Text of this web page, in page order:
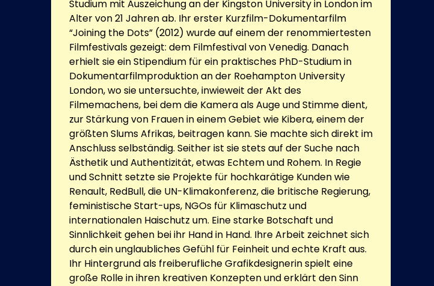
Studium mit Auszeichung an der Kingston University in London im
Alter von 21 Jahren ab. Ihr erster Kurzfilm-Dokumentarfilm
“Joining the Dots” (2012) wurde auf einem der renommiertesten
Filmfestivals gezeigt: dem Filmfestival von Venedig. Danach
erhielt sie ein Stipendium für ein praktisches PhD-Studium in
Dokumentarfilmproduktion an der Roehampton University
London, wo sie untersuchte, inwieweit der Akt des
Filmemachens, bei dem die Kamera als Auge und Stimme dient,
zur Stärkung von Frauen in einem Gebiet wie Kibera, einem der
größten Slums Afrikas, beitragen kann. Sie machte sich direkt im
Anschluss selbständig. Seither ist sie stets auf der Suche nach
Ästhetik und Authentizität, etwas Echtem und Rohem. In Regie
und Schnitt setzte sie Projekte für hochkarätige Kunden wie
Renault, RedBull, die UN-Klimakonferenz, die britische Regierung,
feministische Start-ups, NGOs für Klimaschutz und
internationalen Haischutz um. Eine starke Botschaft und
Sinnlichkeit gehen bei ihr Hand in Hand. Ihre Arbeit zeichnet sich
durch ein unglaubliches Gefühl für Feinheit und echte Kraft aus.
Ihr Hintergrund als freiberufliche Grafikdesignerin spielt eine
große Rolle in ihren kreativen Konzepten und erklärt den Sinn